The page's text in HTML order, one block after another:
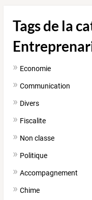
Tags de la
Economie
Communication
Divers
Fiscalite
Non classe
Politique
Accompagnement
Chime